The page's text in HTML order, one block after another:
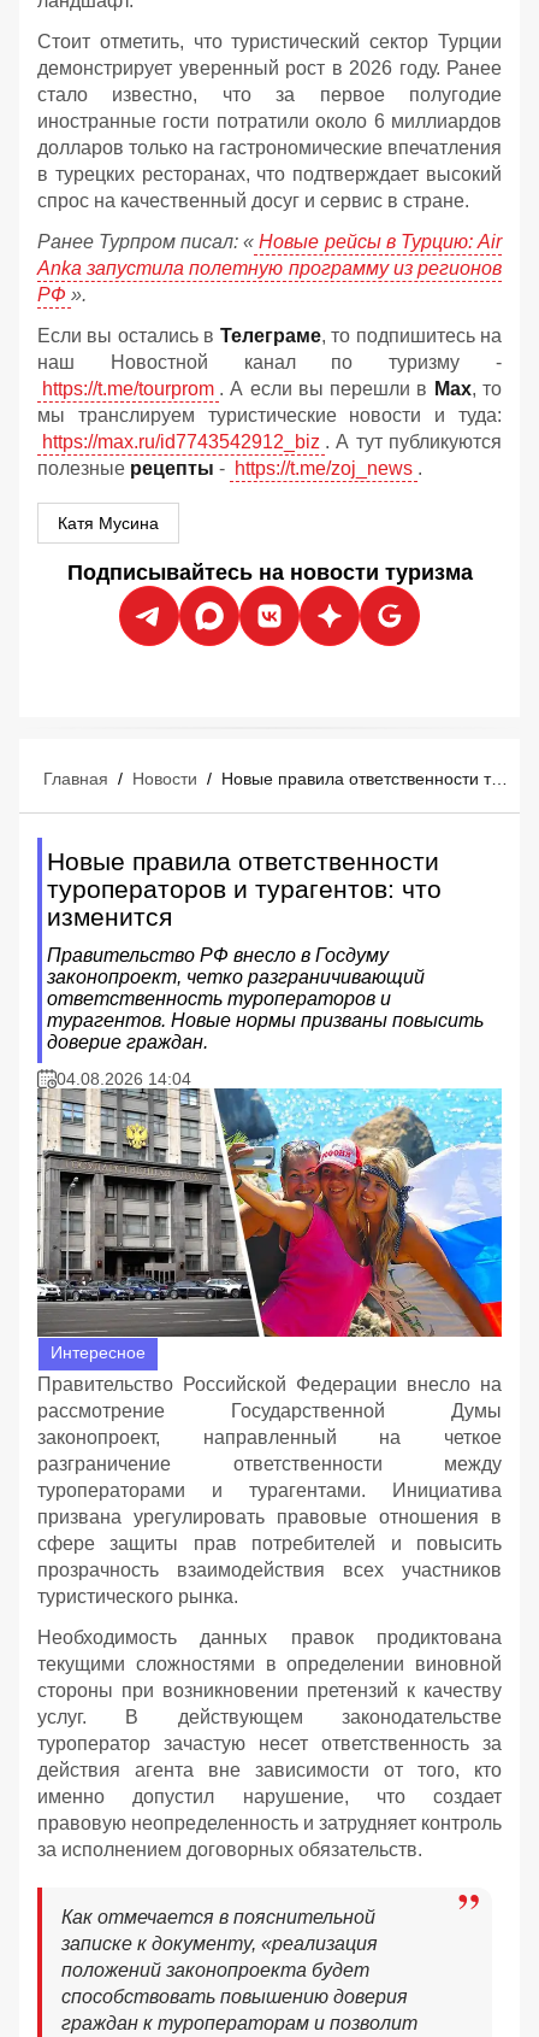
Стоит отметить, что туристический сектор Турции
демонстрирует уверенный рост в 2026 году. Ранее
стало известно, что за первое полугодие
иностранные гости потратили около 6 миллиардов
долларов только на гастрономические впечатления
в турецких ресторанах, что подтверждает высокий
спрос на качественный досуг и сервис в стране.
Ранее Турпром писал: « Новые рейсы в Турцию: Air
Anka запустила полетную программу из регионов
РФ ».
Если вы остались в Телеграме, то подпишитесь на
наш Новостной канал по туризму -
https://t.me/tourprom . А если вы перешли в Мах, то
мы транслируем туристические новости и туда:
https://max.ru/id7743542912_biz . А тут публикуются
полезные рецепты - https://t.me/zoj_news .
Катя Мусина
Подписывайтесь на новости туризма
Главная / Новости / Новые правила ответственности туроператоров и турагентов: что изменится
Новые правила ответственности
туроператоров и турагентов: что
изменится
Правительство РФ внесло в Госдуму
законопроект, четко разграничивающий
ответственность туроператоров и
турагентов. Новые нормы призваны повысить
доверие граждан.
04.08.2026 14:04
Интересное
Правительство Российской Федерации внесло на
рассмотрение Государственной Думы
законопроект, направленный на четкое
разграничение ответственности между
туроператорами и турагентами. Инициатива
призвана урегулировать правовые отношения в
сфере защиты прав потребителей и повысить
прозрачность взаимодействия всех участников
туристического рынка.
Необходимость данных правок продиктована
текущими сложностями в определении виновной
стороны при возникновении претензий к качеству
услуг. В действующем законодательстве
туроператор зачастую несет ответственность за
действия агента вне зависимости от того, кто
именно допустил нарушение, что создает
правовую неопределенность и затрудняет контроль
за исполнением договорных обязательств.
Как отмечается в пояснительной
записке к документу, «реализация
положений законопроекта будет
способствовать повышению доверия
граждан к туроператорам и позволит